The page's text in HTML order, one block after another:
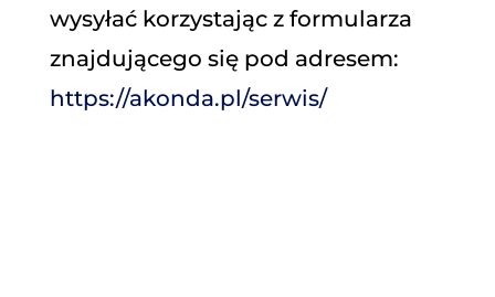
wysyłać korzystając z formularza
znajdującego się pod adresem:
https://akonda.pl/serwis/